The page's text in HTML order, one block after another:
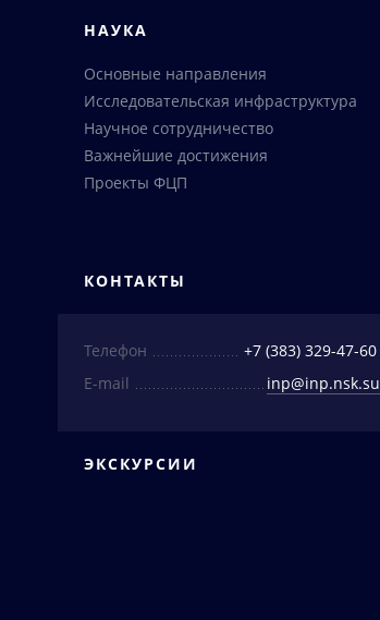
НАУКА
Основные направления
Исследовательская инфраструктура
Научное сотрудничество
Важнейшие достижения
Проекты ФЦП
КОНТАКТЫ
Телефон
+7 (383) 329-47-60
E-mail
inp@inp.nsk.su
ЭКСКУРСИИ